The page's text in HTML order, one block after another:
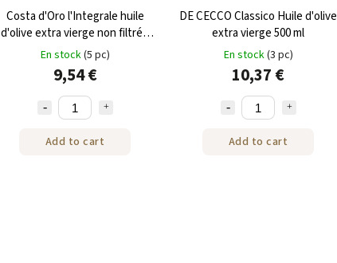
Costa d'Oro l'Integrale huile
d'olive extra vierge non filtrée
500 ml
En stock(5 pc)
9,54 €
Add to cart
DE CECCO Classico Huile d'olive
extra vierge 500 ml
En stock(3 pc)
10,37 €
Add to cart